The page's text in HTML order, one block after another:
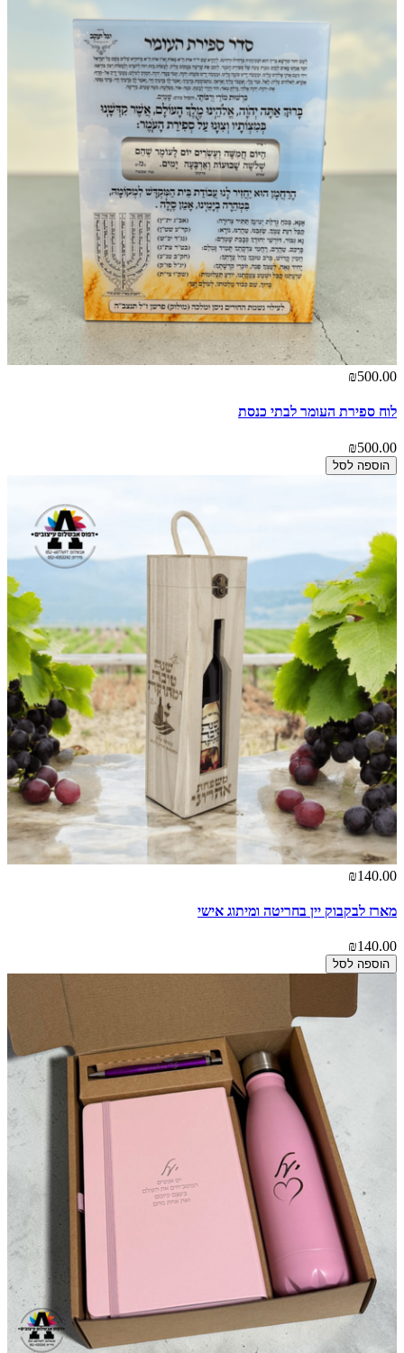
₪500.00
לוח ספירת העומר לבתי כנסת
₪500.00
הוספה לסל
₪140.00
מארז לבקבוק יין בחריטה ומיתוג אישי
₪140.00
הוספה לסל